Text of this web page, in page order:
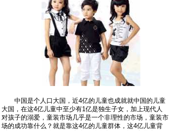
中国是个人口大国，近4亿的儿童也成就就中国的儿童
大国，在这4亿儿童中至少有1亿是独生子女，加上现代人
对孩子的溺爱，童装市场几乎是一个非理性的市场，童装市
场的成功靠什么？就是靠这4亿的儿童群体，这4亿儿童背